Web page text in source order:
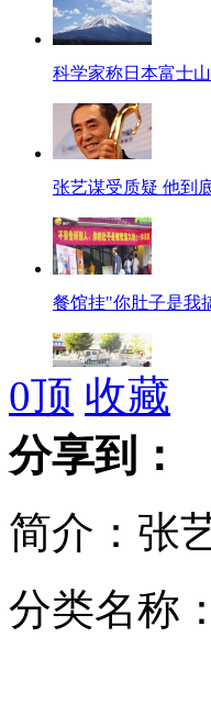
科学家称日本富士
张艺谋受质疑 他到
餐馆挂"你肚子是我
男子称买保险被骗
保姆跳槽邻家 遭原
0顶 收藏
分享到：
简介：张
分类名称：